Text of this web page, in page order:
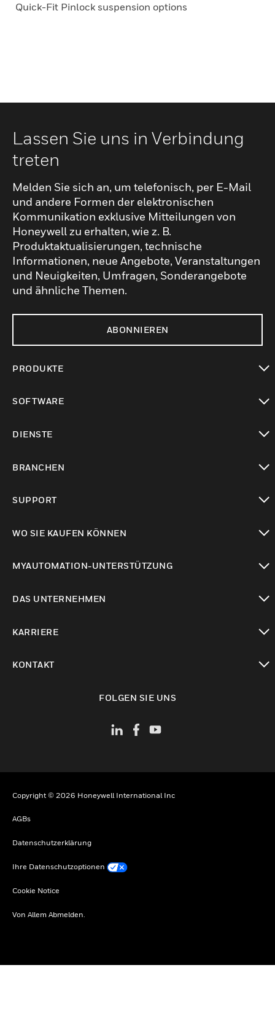
Quick-Fit Pinlock suspension options
Lassen Sie uns in Verbindung
treten
Melden Sie sich an, um telefonisch, per E-Mail
und andere Formen der elektronischen
Kommunikation exklusive Mitteilungen von
Honeywell zu erhalten, wie z. B.
Produktaktualisierungen, technische
Informationen, neue Angebote, Veranstaltungen
und Neuigkeiten, Umfragen, Sonderangebote
und ähnliche Themen.
ABONNIEREN
PRODUKTE
SOFTWARE
DIENSTE
BRANCHEN
SUPPORT
WO SIE KAUFEN KÖNNEN
MYAUTOMATION-UNTERSTÜTZUNG
DAS UNTERNEHMEN
KARRIERE
KONTAKT
FOLGEN SIE UNS
Copyright © 2026 Honeywell International Inc
AGBs
Datenschutzerklärung
Ihre Datenschutzoptionen
Cookie Notice
Von Allem Abmelden.